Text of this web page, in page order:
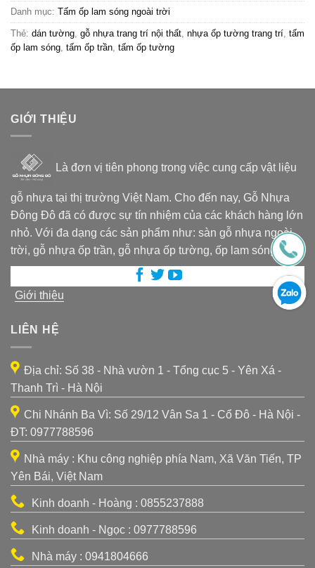
Danh mục: Tấm ốp lam sóng ngoài trời
Thẻ: dán tường gỗ nhựa trang trí nội thất nhựa ốp tường trang trí tấm
ốp lam sóng tấm ốp trần tấm ốp tường
GIỚI THIỆU
Là đơn vị tiên phong trong việc cung cấp vật liệu
gỗ nhựa tại thị trường Việt Nam. Cho đến nay, Gỗ Nhựa
Đông Đô đã có được sự tín nhiệm của các khách hàng lớn
nhỏ. Với đa dạng các sản phẩm như: sàn gỗ nhựa ngoài
trời, gỗ nhựa ốp trần, gỗ nhựa ốp tường, ốp lam sóng
Giới thiệu
LIÊN HỆ
Địa chỉ: Số 38 - Nhà vườn 1 - Tổng cục 5 - Yên Xá -
Thanh Trì - Hà Nội
Chi Nhánh Ba Vì: Số 29/12 Vân Sa 1 - Cổ Đô - Hà Nội -
ĐT: 0977788596
Nhà máy : Khu công nghiệp phía Nam, Xã Văn Tiến, TP
Yên Bái, Việt Nam
Kinh doanh - Hoàng : 0855237888
Kinh doanh - Ngọc : 0977788596
Nhà máy : 0941804666